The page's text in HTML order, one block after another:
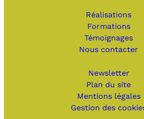
Réalisations
Formations
Témoignages
Nous contacter
Newsletter
Plan du site
Mentions légales
Gestion des